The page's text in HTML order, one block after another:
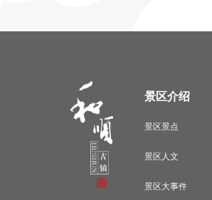
景区介绍
景区景点
景区人文
景区大事件